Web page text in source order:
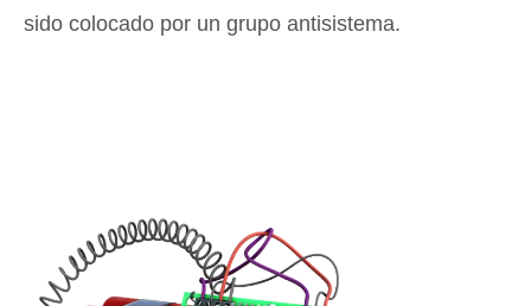
sido colocado por un grupo antisistema.